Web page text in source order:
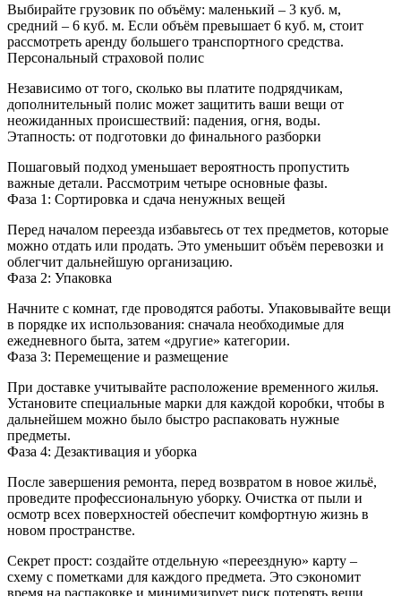
Выбирайте грузовик по объёму: маленький – 3 куб. м,
средний – 6 куб. м. Если объём превышает 6 куб. м, стоит
рассмотреть аренду большего транспортного средства.
Персональный страховой полис
Независимо от того, сколько вы платите подрядчикам,
дополнительный полис может защитить ваши вещи от
неожиданных происшествий: падения, огня, воды.
Этапность: от подготовки до финального разборки
Пошаговый подход уменьшает вероятность пропустить
важные детали. Рассмотрим четыре основные фазы.
Фаза 1: Сортировка и сдача ненужных вещей
Перед началом переезда избавьтесь от тех предметов, которые
можно отдать или продать. Это уменьшит объём перевозки и
облегчит дальнейшую организацию.
Фаза 2: Упаковка
Начните с комнат, где проводятся работы. Упаковывайте вещи
в порядке их использования: сначала необходимые для
ежедневного быта, затем «другие» категории.
Фаза 3: Перемещение и размещение
При доставке учитывайте расположение временного жилья.
Установите специальные марки для каждой коробки, чтобы в
дальнейшем можно было быстро распаковать нужные
предметы.
Фаза 4: Дезактивация и уборка
После завершения ремонта, перед возвратом в новое жильё,
проведите профессиональную уборку. Очистка от пыли и
осмотр всех поверхностей обеспечит комфортную жизнь в
новом пространстве.
Секрет прост: создайте отдельную «переездную» карту –
схему с пометками для каждого предмета. Это сэкономит
время на распаковке и минимизирует риск потерять вещи